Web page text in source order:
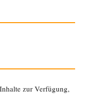
zur Verfügung,